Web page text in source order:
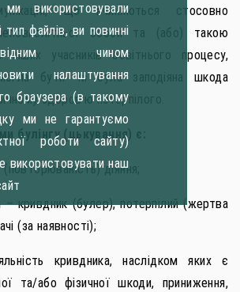
що вчиняються стосовно
особи та (або) такою
учасників освітнього процесу,
бути чи була заподіяна шкода
здоров’ю потерпілого.
булінгу (цькування) є:
діяння;
– кривдник (булер), потерпілий (жертва
(за наявності);
кривдника, наслідком яких є
та/або фізичної шкоди, приниження,
використовували
тип файлів, ви повинні
чином
налаштування
браузера (в такому
ми не гарантуємо
роботи сайту)
використовувати наш